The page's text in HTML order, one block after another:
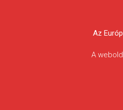
Az
A